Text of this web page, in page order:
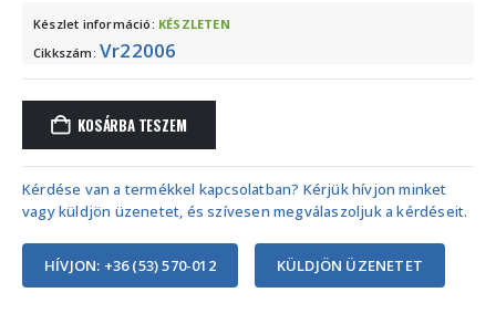
Készlet információ: KÉSZLETEN
Cikkszám: Vr22006
KOSÁRBA TESZEM
Kérdése van a termékkel kapcsolatban? Kérjük hívjon minket
vagy küldjön üzenetet, és szívesen megválaszoljuk a kérdéseit.
HÍVJON: +36 (53) 570-012 KÜLDJÖN ÜZENETET